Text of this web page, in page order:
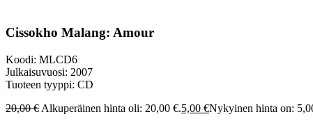
Cissokho Malang: Amour
Koodi: MLCD6
Julkaisuvuosi: 2007
Tuoteen tyyppi: CD
20,00€ Alkuperäinen hinta oli: 20,00 €.5,00 €Nykyinen hinta on: